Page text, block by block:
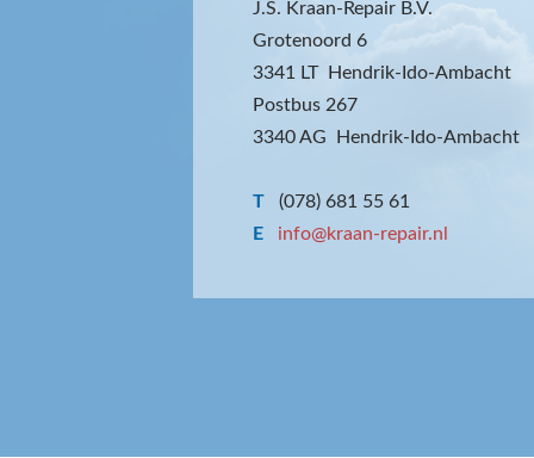
J.S. Kraan-Repair B.V.
Grotenoord 6
3341 LT Hendrik-Ido-Ambacht
Postbus 267
3340 AG Hendrik-Ido-Ambacht
T
(078) 681 55 61
E
info@kraan-repair.nl